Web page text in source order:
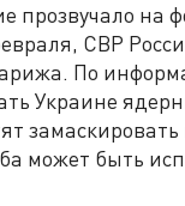
прозвучало на
СВР
По
Украине
может быть